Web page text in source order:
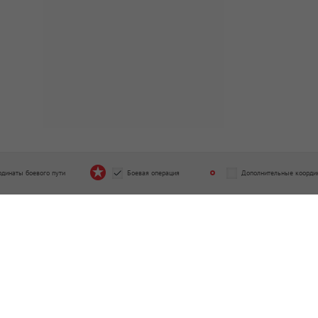
боевого пути Боевая операция Дополнительные